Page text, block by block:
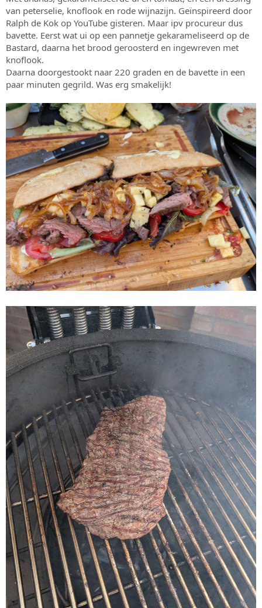
t
a
r
t
e
r
m
van peterselie, knoflook en rode wijnazijn. Geïnspireerd door
Ralph de Kok op YouTube gisteren. Maar ipv procureur dus
bavette. Eerst wat ui op een pannetje gekarameliseerd op de
Bastard, daarna het brood geroosterd en ingewreven met
knoflook.
Daarna doorgestookt naar 220 graden en de bavette in een
paar minuten gegrild. Was erg smakelijk!